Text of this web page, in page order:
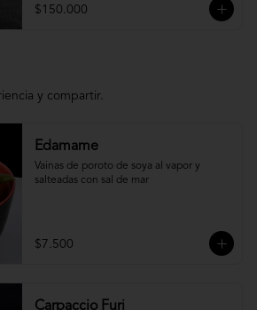
$150.000
y compartir.
Edamame
Vainas de poroto de soya al vapor y
salteadas con sal de mar
$7.500
Carpaccio Furi